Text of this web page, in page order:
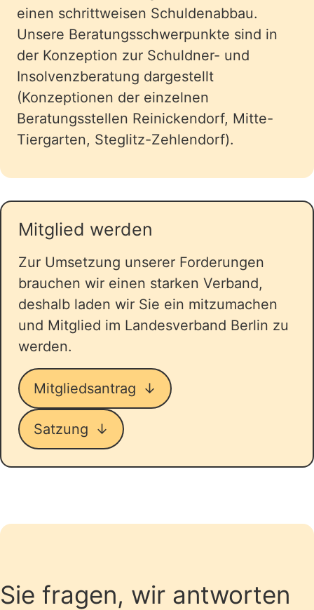
einen schrittweisen Schuldenabbau.
Unsere Beratungsschwerpunkte sind in
der Konzeption zur Schuldner- und
Insolvenzberatung dargestellt
(Konzeptionen der einzelnen
Beratungsstellen Reinickendorf, Mitte-
Tiergarten, Steglitz-Zehlendorf).
Mitglied werden
Zur Umsetzung unserer Forderungen
brauchen wir einen starken Verband,
deshalb laden wir Sie ein mitzumachen
und Mitglied im Landesverband Berlin zu
werden.
Mitgliedsantrag
Satzung
Sie fragen, wir antworten